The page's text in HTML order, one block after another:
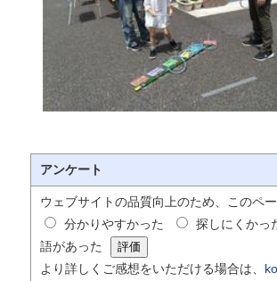
アンケート
ウェブサイトの品質向上のため、このペ
分かりやすかった
探しにくかっ
語があった
より詳しくご感想をいただける場合は、